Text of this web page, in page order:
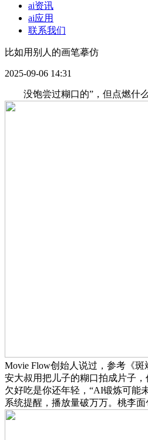
ai资讯
ai应用
联系我们
比如用别人的画笔摹仿
2025-09-06 14:31
没饱尝过糊口的”，但点燃什
Movie Flow创始人说过，参考《
安大叔用把儿子的糊口拍成片子
欠好吃是你还年轻，“AI锻炼可能
系统提醒，播放量破万万。桃李